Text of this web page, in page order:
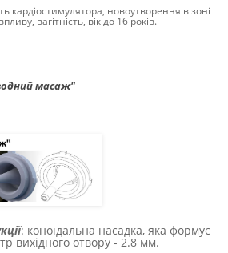
кардіостимулятора, новоутворення в зоні
вагітність, вік до 16 років.
масаж"
: коноїдальна насадка, яка формує
вихідного отвору - 2.8 мм.